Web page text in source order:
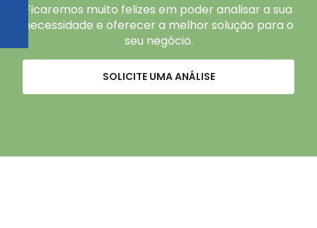
Ficaremos muito felizes em poder analisar a sua
necessidade e oferecer a melhor solução para o
seu negócio.
SOLICITE UMA ANÁLISE